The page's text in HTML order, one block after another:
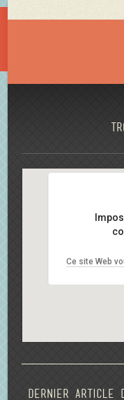
Ce site Web
Dernier article